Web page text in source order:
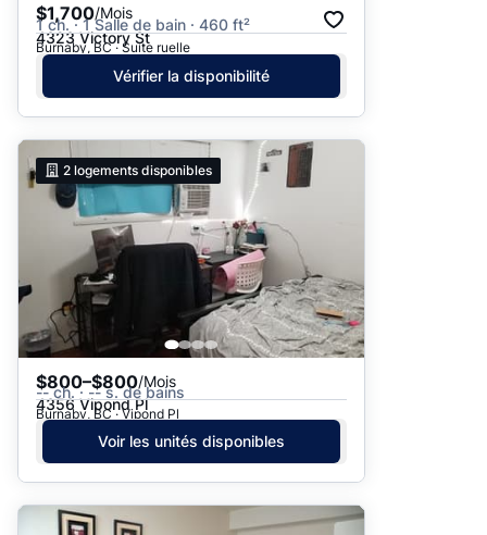
$1,700/Mois
1 ch. · 1 Salle de bain · 460 ft²
4323 Victory St
Burnaby, BC · Suite ruelle
Vérifier la disponibilité
2 logements disponibles
$800–$800/Mois
-- ch. · -- s. de bains
4356 Vipond Pl
Burnaby, BC · Vipond Pl
Voir les unités disponibles